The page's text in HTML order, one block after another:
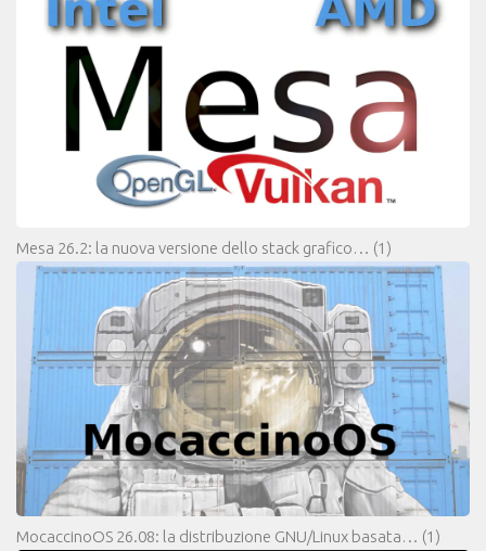
Mesa 26.2: la nuova versione dello stack grafico… (1)
MocaccinoOS 26.08: la distribuzione GNU/Linux basata… (1)